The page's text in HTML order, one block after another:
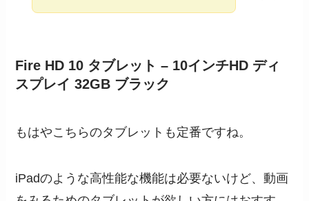
Fire HD 10 タブレット – 10インチHD ディ
スプレイ 32GB ブラック
もはやこちらのタブレットも定番ですね。
iPadのような高性能な機能は必要ないけど、動画